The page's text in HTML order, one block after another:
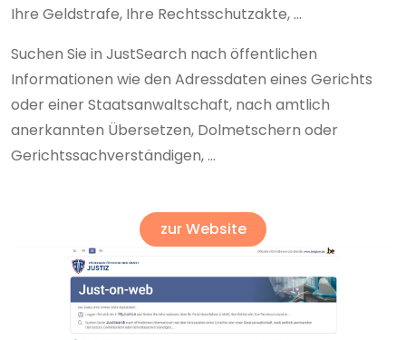
Ihre Geldstrafe, Ihre Rechtsschutzakte, ...
Suchen Sie in JustSearch nach öffentlichen
Informationen wie den Adressdaten eines Gerichts
oder einer Staatsanwaltschaft, nach amtlich
anerkannten Übersetzen, Dolmetschern oder
Gerichtssachverständigen, ...
zur Website